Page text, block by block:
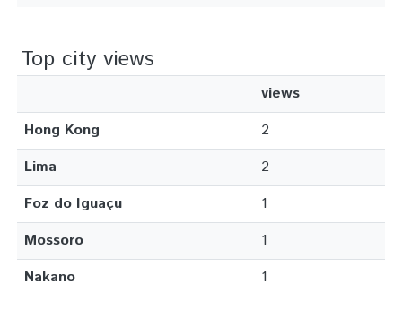
Top city views
views
Hong Kong
2
Lima
2
Foz do Iguaçu
1
Mossoro
1
Nakano
1